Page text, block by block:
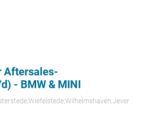
Aftersales-
- BMW & MINI